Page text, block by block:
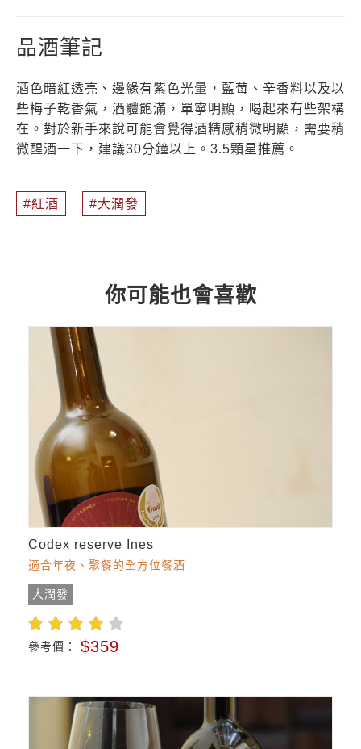
品酒筆記
酒色暗紅透亮、邊緣有紫色光暈，藍莓、辛香料以及以
些梅子乾香氣，酒體飽滿，單寧明顯，喝起來有些架構
在。對於新手來說可能會覺得酒精感稍微明顯，需要稍
微醒酒一下，建議30分鐘以上。3.5顆星推薦。
紅酒 大潤發
你可能也會喜歡
Codex reserve Ines
適合年夜、聚餐的全方位餐酒
大潤發
參考價： $359